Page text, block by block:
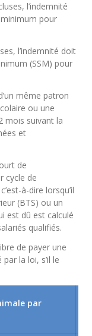
l’indemnité
pour
l’indemnité doit
(SSM) pour
même patron
ou une
mois suivant la
et
de
cycle de
à-dire lorsqu’il
(BTS) ou un
est dû est calculé
qualifiés.
de payer une
la loi, s’il le
par